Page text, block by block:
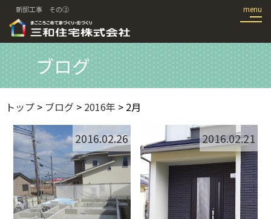
新邸工事 その②
ブログ
トップ> ブログ> 2016年 > 2月
2016.02.26 2016.02.21